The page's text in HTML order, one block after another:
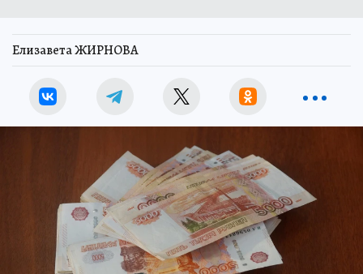
Елизавета ЖИРНОВА